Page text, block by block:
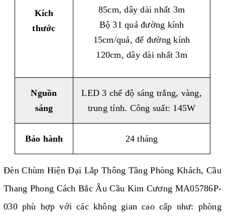
Kích
thước
85cm, dây dài nhất 3m
Bộ 31 quả đường kính
15cm/quả, đế đường kính
120cm, dây dài nhất 3m
Nguồn
sáng
LED 3 chế độ sáng trắng, vàng,
trung tính. Công suất: 145W
Bảo hành 24 tháng
Đèn Chùm Hiện Đại Lắp Thông Tầng Phòng Khách, Cầu
Thang Phong Cách Bắc Âu Cầu Kim Cương MA05786P-
030phù hợp với các không gian cao cấp như: phòng